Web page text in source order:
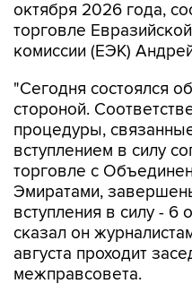
октября 2026 года,
торговле
комиссии (ЕЭК)
"Сегодня состоялся
стороной.
процедуры,
вступлением в силу
торговле с
Эмиратами,
вступления в силу - 6
сказал он
августа проходит
межправсовета.